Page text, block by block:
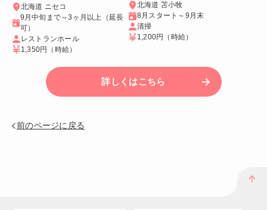
北海道 ニセコ
9月中旬まで～3ヶ月以上（延長
可）
レストランホール
1,350円
（時給）
北海道 苫小牧
8月スタート～9月末
清掃
1,200円
（時給）
詳しくはこちら
前のページに戻る